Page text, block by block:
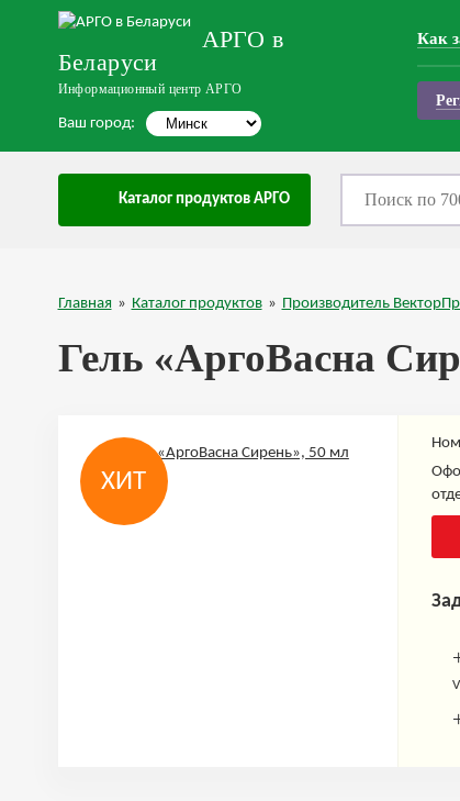
АРГО в
Беларуси
Информационный центр АРГО
Ваш город:
Как
Каталог продуктов АРГО
Главная » Каталог продуктов » Производитель
Гель «АргоВасна
ХИТ